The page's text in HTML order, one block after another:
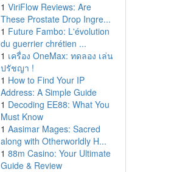
1 ViriFlow Reviews: Are
These Prostate Drop Ingre...
1 Future Fambo: L'évolution
du guerrier chrétien ...
1 เครื่อง OneMax: ทดลอง เล่น
ปรัชญา !
1 How to Find Your IP
Address: A Simple Guide
1 Decoding EE88: What You
Must Know
1 Aasimar Mages: Sacred
along with Otherworldly H...
1 88m Casino: Your Ultimate
Guide & Review